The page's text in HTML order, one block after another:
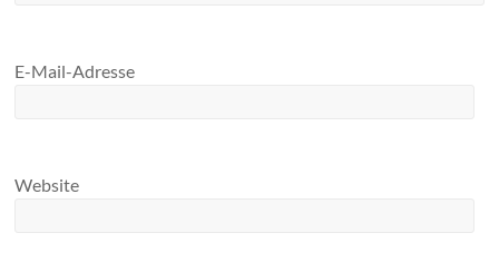
E-Mail-Adresse
Website